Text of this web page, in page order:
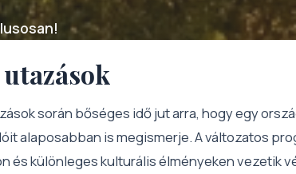
során bőséges idő jut arra, hogy egy
alaposabban is megismerje. A változatos
és különleges kulturális élményeken vezetik